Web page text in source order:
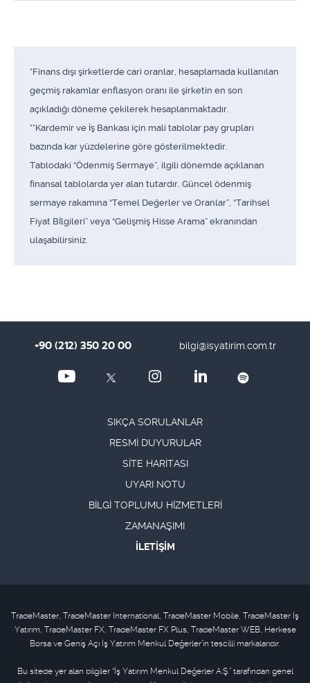
*Finans dışı şirketlerde cari oranlar, hesaplamada kullanılan
geçmiş rakamlar enflasyon oranı ile şirketin en son
açıkladığı döneme çekilerek hesaplanmaktadır.
**Kardemir ve İş Bankası için mali tablolar pay grupları
bazında kar yüzdelerine göre gösterilmektedir.
Tablodaki “Ödenmiş Sermaye”, ilgili dönemde açıklanan
finansal tablolarda yer alan tutardır. Güncel ödenmiş
sermaye rakamına “Temel Değerler ve Oranlar”, “Tarihsel
Fiyat Bİlgileri” veya “Gelişmiş Hisse Arama” ekranından
ulaşabilirsiniz.
+90 (212) 350 20 00 bilgi@isyatirim.com.tr
SIKÇA SORULANLAR
RESMİ DUYURULAR
SİTE HARİTASI
UYARI NOTU
BİLGİ TOPLUMU HİZMETLERİ
ZAMANAŞIMI
İLETİŞİM
TradeMaster, TradeMaster International, TradeMaster Mobile, TradeMaster İş
Yatırım, TradeMaster FX, TradeMaster FX Plus, TradeMaster WEB, Herkese
Borsa ve Geniş Açı İş Yatırım Menkul Değerler'in tescilli markalarıdır.
Bu sitede yer alan bilgiler “İş Yatırım Menkul Değerler A.Ş.” tarafından genel